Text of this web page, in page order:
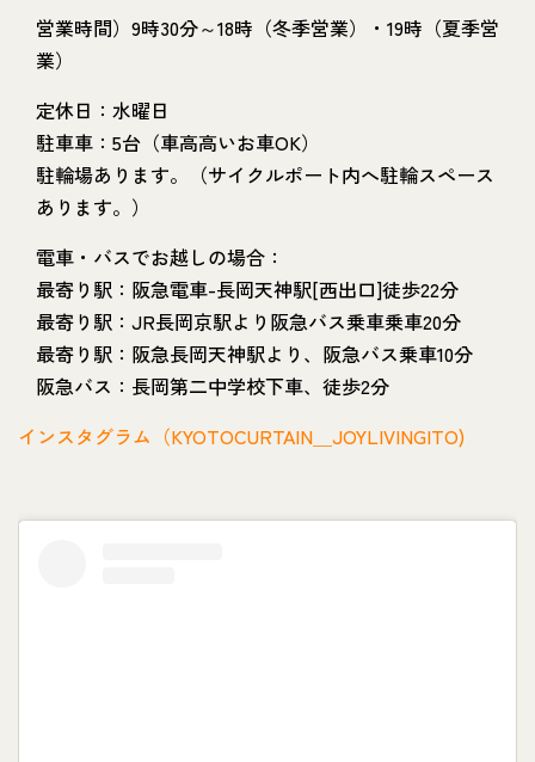
営業時間）9時30分～18時（冬季営業）・19時（夏季営
業）
定休日：水曜日
駐車車：5台（車高高いお車OK）
駐輪場あります。（サイクルポート内へ駐輪スペース
あります。）
電車・バスでお越しの場合：
最寄り駅：阪急電車-長岡天神駅[西出口]徒歩22分
最寄り駅：JR長岡京駅より阪急バス乗車乗車20分
最寄り駅：阪急長岡天神駅より、阪急バス乗車10分
阪急バス：長岡第二中学校下車、徒歩2分
インスタグラム（KYOTOCURTAIN＿JOYLIVINGITO)